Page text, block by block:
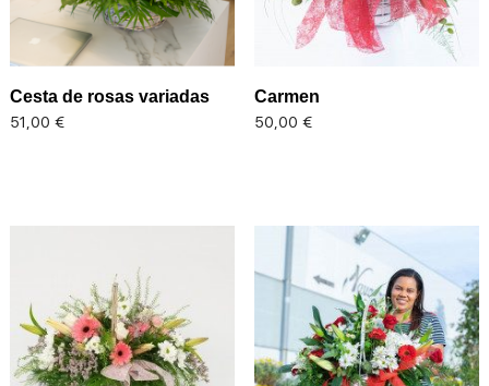
Cesta de rosas variadas
Precio
51,00 €
Carmen
Precio
50,00 €